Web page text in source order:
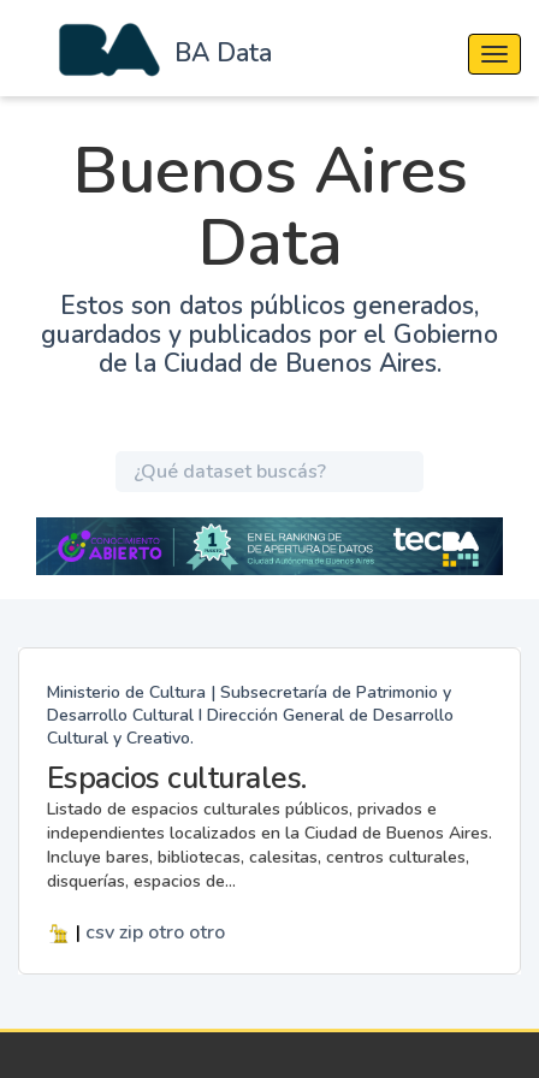
BA Data
Buenos Aires
Data
Estos son datos públicos generados,
guardados y publicados por el Gobierno
de la Ciudad de Buenos Aires.
Ministerio de Cultura | Subsecretaría de Patrimonio y
Desarrollo Cultural I Dirección General de Desarrollo
Cultural y Creativo.
Espacios culturales.
Listado de espacios culturales públicos, privados e
independientes localizados en la Ciudad de Buenos Aires.
Incluye bares, bibliotecas, calesitas, centros culturales,
disquerías, espacios de...
| csv zip otro otro